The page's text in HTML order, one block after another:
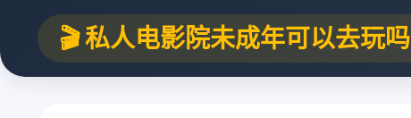
🎬 私人电影院未成年可以去玩吗